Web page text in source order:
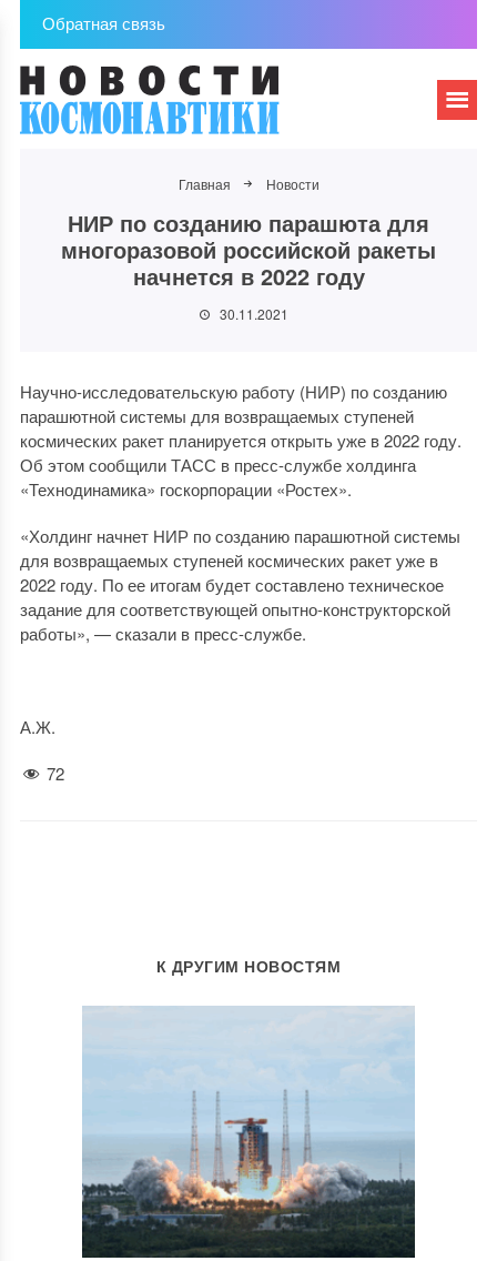
Обратная связь
Главная Новости
НИР по созданию парашюта для
многоразовой российской ракеты
начнется в 2022 году
30.11.2021
Научно-исследовательскую работу (НИР) по созданию
парашютной системы для возвращаемых ступеней
космических ракет планируется открыть уже в 2022 году.
Об этом сообщили ТАСС в пресс-службе холдинга
«Технодинамика» госкорпорации «Ростех».
«Холдинг начнет НИР по созданию парашютной системы
для возвращаемых ступеней космических ракет уже в
2022 году. По ее итогам будет составлено техническое
задание для соответствующей опытно-конструкторской
работы», — сказали в пресс-службе.
А.Ж.
72
К ДРУГИМ НОВОСТЯМ